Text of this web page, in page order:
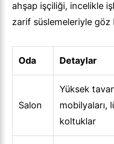
ahşap işçiliği, incelikle
zarif süslemeleriyle göz
Oda Detaylar
Salon
Yüksek
mobilyaları,
koltuklar